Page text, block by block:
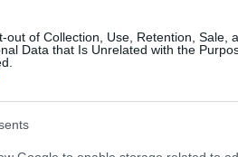
out of Collection, Use, Retention, Sale,
Data that Is Unrelated with the